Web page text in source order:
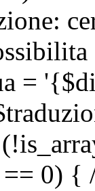
=
0) {